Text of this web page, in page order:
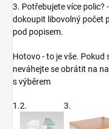
3. Potřebujete více polic?
dokoupit libovolný počet
pod popisem.
Hotovo - to je vše. Pokud
neváhejte se obrátit na
s výběrem
1.2. 3.